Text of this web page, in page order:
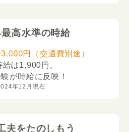
高水準の時給
円（交通費別途）
は1,900円。
が時給に反映！
年12月現在
夫をたのしもう